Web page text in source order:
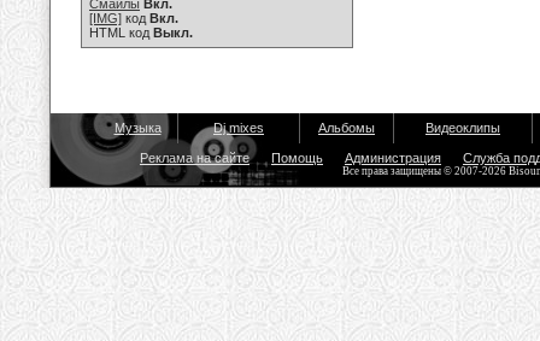
Смайлы Вкл.
[IMG] код Вкл.
HTML код Выкл.
Музыка Dj mixes Альбомы Видеоклипы
Реклама на сайте Помощь Администрация Служба
Все права защищены © 2007-2026